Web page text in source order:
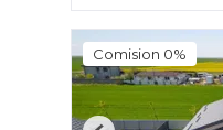
Comision 0%